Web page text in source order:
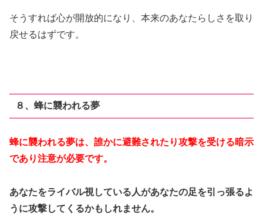
そうすれば心が開放的になり、本来のあなたらしさを取り
戻せるはずです。
８、蜂に襲われる夢
蜂に襲われる夢は、誰かに避難されたり攻撃を受ける暗示
であり注意が必要です。
あなたをライバル視している人があなたの足を引っ張るよ
うに攻撃してくるかもしれません。